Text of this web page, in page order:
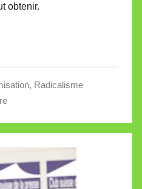
e
V
a
l
e
t
t
obtenir.
, Radicalisme